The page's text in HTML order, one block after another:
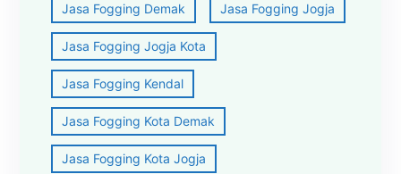
Jasa Fogging Demak Jasa Fogging Jogja
Jasa Fogging Jogja Kota
Jasa Fogging Kendal
Jasa Fogging Kota Demak
Jasa Fogging Kota Jogja